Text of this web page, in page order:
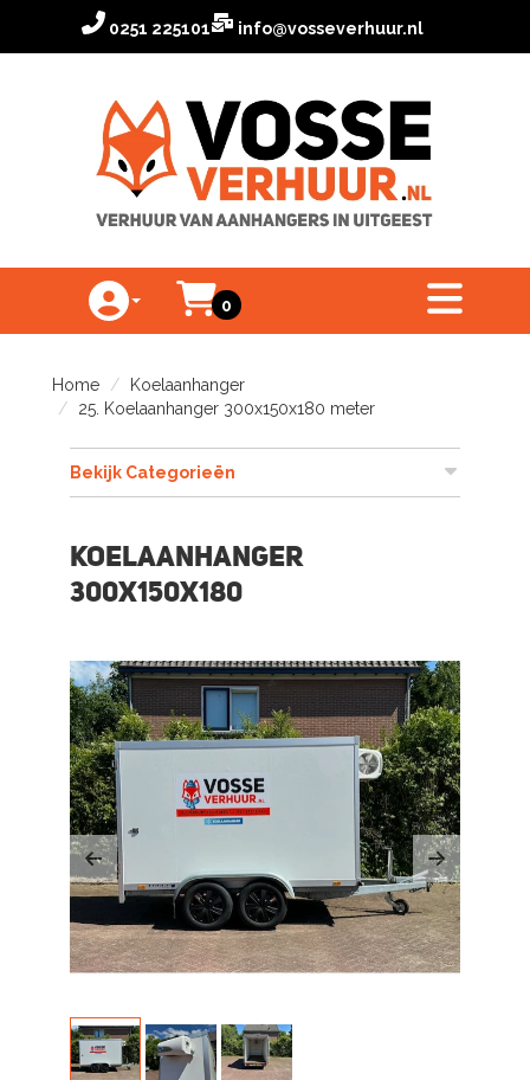
0251 225101 info@vosseverhuur.nl
Toggle Account dropdown
Winkelwagen
0
toggle menu
Home
Koelaanhanger
25. Koelaanhanger 300x150x180 meter
Bekijk Categorieën
Koelaanhanger
300x150x180
Previous Next